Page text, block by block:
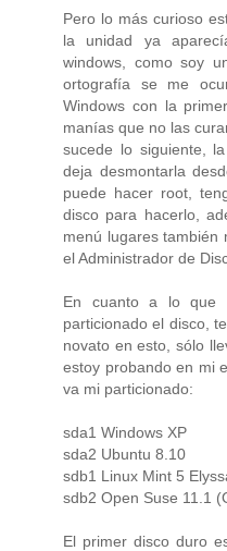
Pero lo más curioso
la unidad ya
windows, como soy
ortografía se me
Windows con la
manías que no las
sucede lo siguiente,
deja desmontarla
puede hacer root,
disco para hacerlo,
menú lugares también
el Administrador de
En cuanto a lo que
particionado el disco,
novato en esto, sólo
estoy probando en mi
va mi particionado:
sda1 Windows XP
sda2 Ubuntu 8.10
sdb1 Linux Mint 5
sdb2 Open Suse 11.1
El primer disco duro